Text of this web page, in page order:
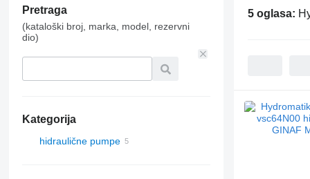
Pretraga
(kataloški broj, marka, model, rezervni
dio)
Kategorija
hidraulične pumpe
5 oglasa: